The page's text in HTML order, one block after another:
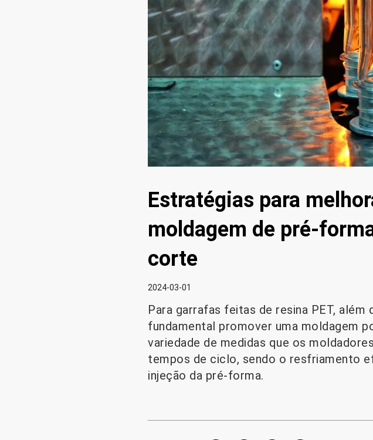
Estratégias para
moldagem de pré-
corte
2024-03-01
Para garrafas feitas de resina PET,
fundamental promover uma moldagem
variedade de medidas que os
tempos de ciclo, sendo o resfriamento
injeção da pré-forma.